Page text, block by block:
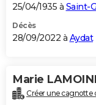
25/04/1935 à Saint-
Décès
28/09/2022 à Aydat
Marie
Créer une cagnotte